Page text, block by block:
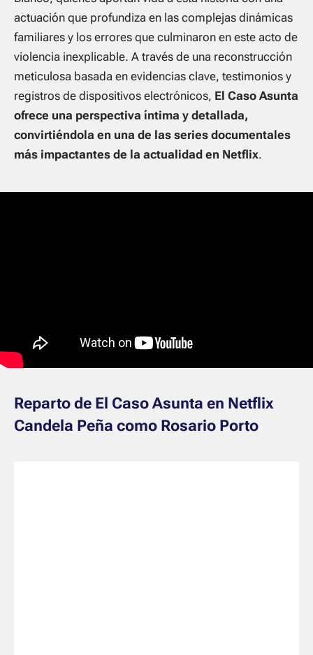
actuación que profundiza en las complejas dinámicas
familiares y los errores que culminaron en este acto de
violencia inexplicable. A través de una reconstrucción
meticulosa basada en evidencias clave, testimonios y
registros de dispositivos electrónicos, El Caso Asunta
ofrece una perspectiva íntima y detallada,
convirtiéndola en una de las series documentales
más impactantes de la actualidad en Netflix.
Reparto de El Caso Asunta en Netflix
Candela Peña como Rosario Porto